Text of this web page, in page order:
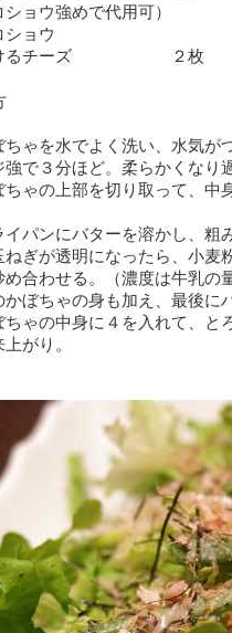
ショウ強めで代用可）
ショウ
けるチーズ ２枚
ちゃを水でよく洗い、水気が
強で３分ほど。柔らかくなり
ちゃの上部を切り取って、
イパンにバターを溶かし、
ねぎが透明になったら、小麦
め合わせる。（濃度は牛乳の
かぼちゃの身も加え、最後に
ちゃの中身に４を入れて、
がり。